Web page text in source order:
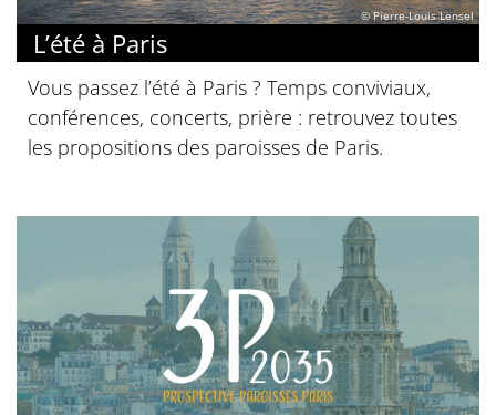
© Pierre-Louis Lensel
L’été à Paris
Vous passez l’été à Paris ? Temps conviviaux,
conférences, concerts, prière : retrouvez toutes
les propositions des paroisses de Paris.